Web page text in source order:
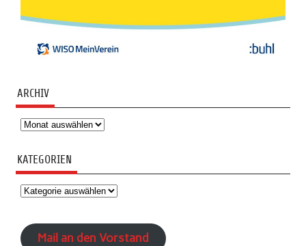
ARCHIV
Archiv
KATEGORIEN
Kategorien
Mail an den Vorstand